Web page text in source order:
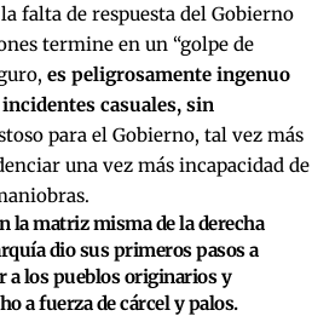
falta de respuesta del Gobierno
termine en un “golpe de
es peligrosamente ingenuo
casuales, sin
para el Gobierno, tal vez más
una vez más incapacidad de
la matriz misma de la derecha
dio sus primeros pasos a
a los pueblos originarios y
a fuerza de cárcel y palos.